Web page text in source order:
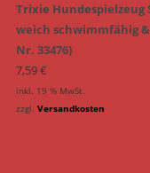
Trixie Hundespielzeug
weich schwimmfähig
Nr. 33476)
7,59€
inkl. 19 % MwSt.
zzgl. Versandkosten